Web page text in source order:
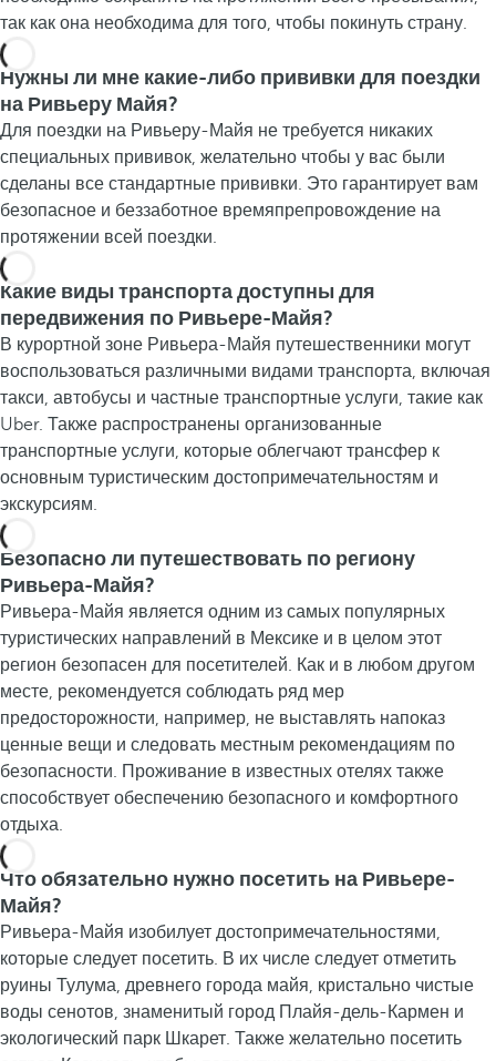
так как она необходима для того, чтобы покинуть страну.
Нужны ли мне какие-либо прививки для поездки
на Ривьеру Майя?
Для поездки на Ривьеру-Майя не требуется никаких
специальных прививок, желательно чтобы у вас были
сделаны все стандартные прививки. Это гарантирует вам
безопасное и беззаботное времяпрепровождение на
протяжении всей поездки.
Какие виды транспорта доступны для
передвижения по Ривьере-Майя?
В курортной зоне Ривьера-Майя путешественники могут
воспользоваться различными видами транспорта, включая
такси, автобусы и частные транспортные услуги, такие как
Uber. Также распространены организованные
транспортные услуги, которые облегчают трансфер к
основным туристическим достопримечательностям и
экскурсиям.
Безопасно ли путешествовать по региону
Ривьера-Майя?
Ривьера-Майя является одним из самых популярных
туристических направлений в Мексике и в целом этот
регион безопасен для посетителей. Как и в любом другом
месте, рекомендуется соблюдать ряд мер
предосторожности, например, не выставлять напоказ
ценные вещи и следовать местным рекомендациям по
безопасности. Проживание в известных отелях также
способствует обеспечению безопасного и комфортного
отдыха.
Что обязательно нужно посетить на Ривьере-
Майя?
Ривьера-Майя изобилует достопримечательностями,
которые следует посетить. В их числе следует отметить
руины Тулума, древнего города майя, кристально чистые
воды сенотов, знаменитый город Плайя-дель-Кармен и
экологический парк Шкарет. Также желательно посетить